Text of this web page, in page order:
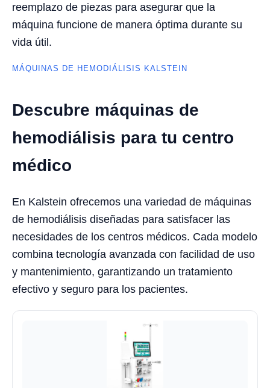
reemplazo de piezas para asegurar que la
máquina funcione de manera óptima durante su
vida útil.
MÁQUINAS DE HEMODIÁLISIS KALSTEIN
Descubre máquinas de
hemodiálisis para tu centro
médico
En Kalstein ofrecemos una variedad de máquinas
de hemodiálisis diseñadas para satisfacer las
necesidades de los centros médicos. Cada modelo
combina tecnología avanzada con facilidad de uso
y mantenimiento, garantizando un tratamiento
efectivo y seguro para los pacientes.